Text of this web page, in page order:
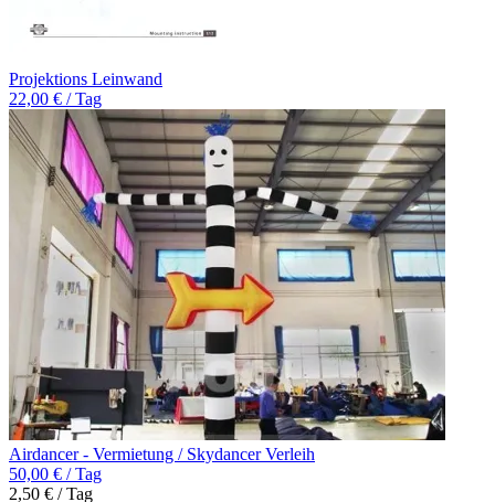
Projektions Leinwand
22,00 € / Tag
Airdancer - Vermietung / Skydancer Verleih
50,00 € / Tag
2,50 € / Tag